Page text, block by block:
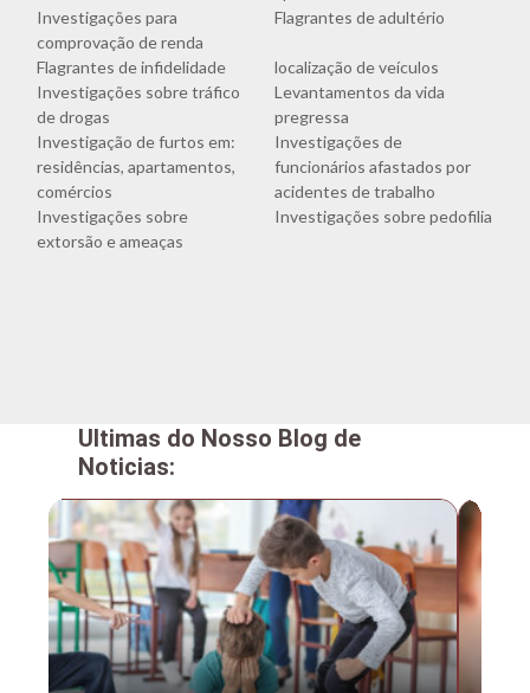
Investigações para
comprovação de renda
Flagrantes de adultério
Flagrantes de infidelidade
localização de veículos
Investigações sobre tráfico
de drogas
Levantamentos da vida
pregressa
Investigação de furtos em:
residências, apartamentos,
comércios
Investigações de
funcionários afastados por
acidentes de trabalho
Investigações sobre
extorsão e ameaças
Investigações sobre pedofilia
Ultimas do Nosso Blog de
Noticias: